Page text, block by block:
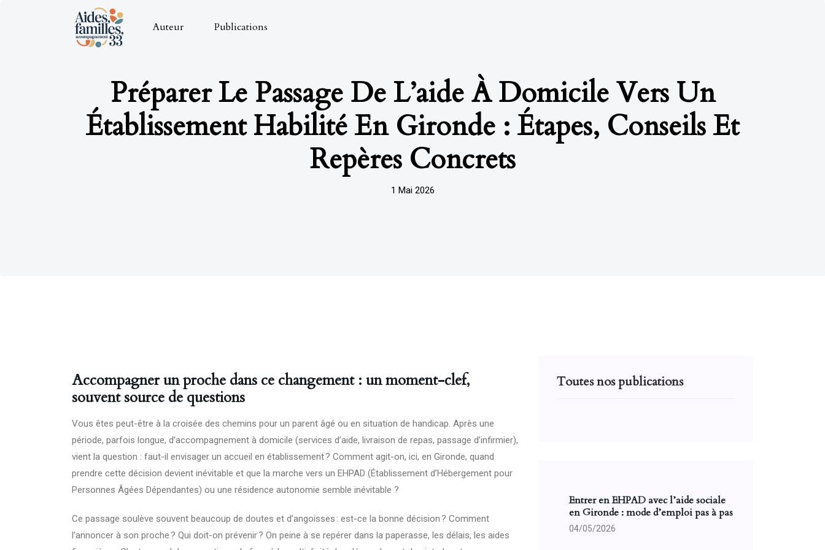
Auteur Publications
Préparer Le Passage De L’aide À Domicile Vers Un
Établissement Habilité En Gironde : Étapes, Conseils Et
Repères Concrets
1 Mai 2026
Accompagner un proche dans ce changement : un moment-clef,
souvent source de questions
Vous êtes peut-être à la croisée des chemins pour un parent âgé ou en situation de handicap. Après une
période, parfois longue, d’accompagnement à domicile (services d’aide, livraison de repas, passage d’infirmier),
vient la question : faut-il envisager un accueil en établissement ? Comment agit-on, ici, en Gironde, quand
prendre cette décision devient inévitable et que la marche vers un EHPAD (Établissement d’Hébergement pour
Personnes Âgées Dépendantes) ou une résidence autonomie semble inévitable ?
Ce passage soulève souvent beaucoup de doutes et d’angoisses : est-ce la bonne décision ? Comment
l’annoncer à son proche ? Qui doit-on prévenir ? On peine à se repérer dans la paperasse, les délais, les aides
Toutes nos publications
Entrer en EHPAD avec l’aide sociale
en Gironde : mode d’emploi pas à pas
04/05/2026